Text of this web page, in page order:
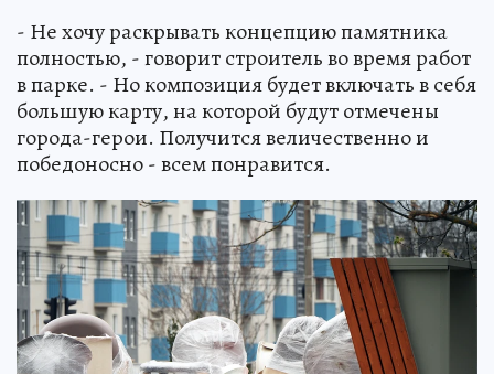
- Не хочу раскрывать концепцию памятника
полностью, - говорит строитель во время работ
в парке. - Но композиция будет включать в себя
большую карту, на которой будут отмечены
города-герои. Получится величественно и
победоносно - всем понравится.